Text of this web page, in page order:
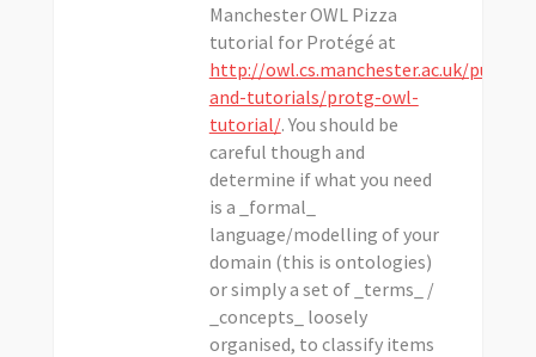
Manchester OWL Pizza
tutorial for Protégé at
http://owl.cs.manchester.ac.uk/
and-tutorials/protg-owl-
tutorial/. You should be
careful though and
determine if what you need
is a _formal_
language/modelling of your
domain (this is ontologies)
or simply a set of _terms_ /
_concepts_ loosely
organised, to classify items